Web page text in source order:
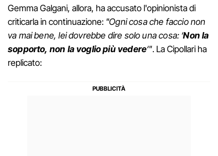
Gemma Galgani, allora, ha accusato l'opinionista di
criticarla in continuazione: "Ogni cosa che faccio non
va mai bene, lei dovrebbe dire solo una cosa: ‘Non la
sopporto, non la voglio più vedere‘". La Cipollari ha
replicato: